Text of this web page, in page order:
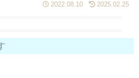
2022.08.10 2025.02.25